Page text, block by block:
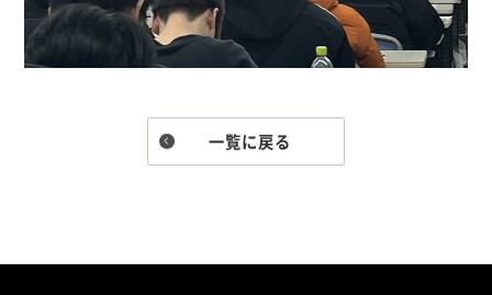
一覧に戻る